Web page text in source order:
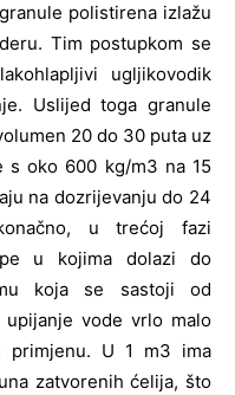
polistirena izlažu
Tim postupkom se
ugljikovodik
Uslijed toga granule
20 do 30 puta uz
s oko 600 kg/m3 na 15
na dozrijevanju do 24
u trećoj fazi
u kojima dolazi do
koja se sastoji od
upijanje vode vrlo malo
primjenu. U 1 m3 ima
zatvorenih ćelija, što